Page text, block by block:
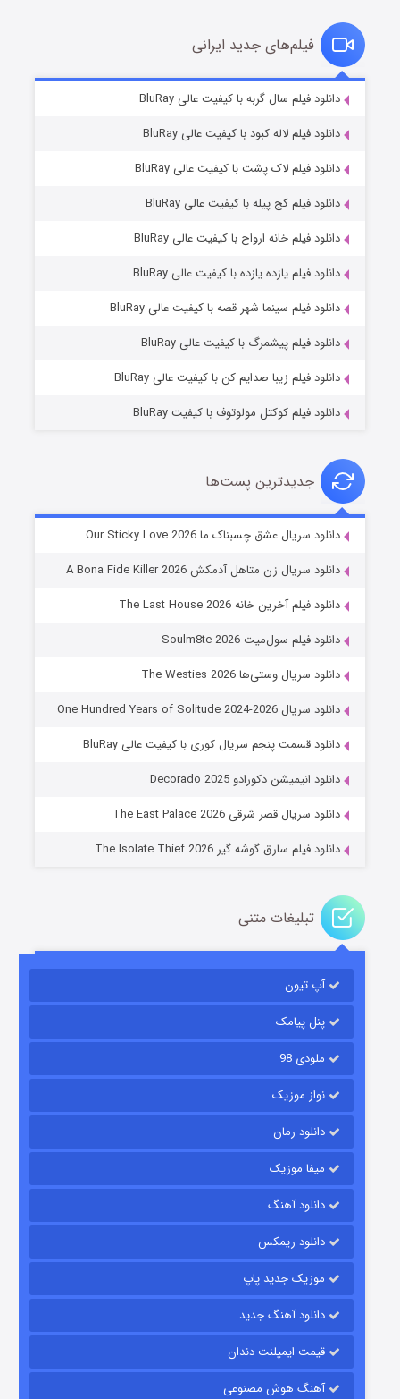
قسمت۶ (زیرنویس) منتشر شد
شوهر
عملیات آپارتمان
قسمت۲ (زیرنویس) منتشر شد
قسمت
فیلم‌های جدید ایرانی
دانلود فیلم سال گربه با کیفیت عالی BluRay
دانلود فیلم لاله کبود با کیفیت عالی BluRay
دانلود فیلم لاک پشت با کیفیت عالی BluRay
دانلود فیلم کج‌ پیله با کیفیت عالی BluRay
دانلود فیلم خانه ارواح با کیفیت عالی BluRay
دانلود فیلم یازده یازده با کیفیت عالی BluRay
دانلود فیلم سینما شهر قصه با کیفیت عالی BluRay
دانلود فیلم پیشمرگ با کیفیت عالی BluRay
دانلود فیلم زیبا صدایم کن با کیفیت عالی BluRay
دانلود فیلم کوکتل مولوتوف با کیفیت BluRay
جدیدترین پست‌ها
دانلود سریال عشق چسبناک ما Our Sticky Love 2026
دانلود سریال زن متاهل آدمکش A Bona Fide Killer 2026
دانلود فیلم آخرین خانه The Last House 2026
دانلود فیلم سول‌میت Soulm8te 2026
دانلود سریال وستی‌ها The Westies 2026
دانلود سریال One Hundred Years of Solitude 2024-2026
دانلود قسمت پنجم سریال کوری با کیفیت عالی BluRay
دانلود انیمیشن دکورادو Decorado 2025
دانلود سریال قصر شرقی The East Palace 2026
دانلود فیلم سارق گوشه گیر The Isolate Thief 2026
تبلیغات متنی
آپ تیون
پنل پیامک
ملودی 98
نواز موزیک
دانلود رمان
میفا موزیک
دانلود آهنگ
دانلود ریمکس
موزیک جدید پاپ
دانلود آهنگ جدید
قیمت ایمپلنت دندان
آهنگ هوش مصنوعی